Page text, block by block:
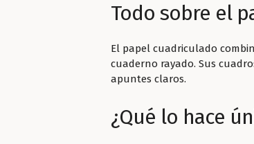
Todo sobre el
El papel cuadriculado
cuaderno rayado. Sus
apuntes claros.
¿Qué lo hace